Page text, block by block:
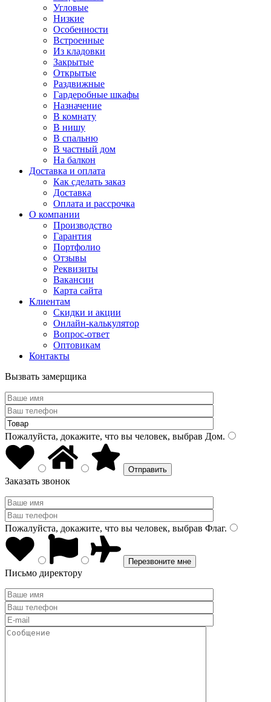
Угловые
Низкие
Особенности
Встроенные
Из кладовки
Закрытые
Открытые
Раздвижные
Гардеробные шкафы
Назначение
В комнату
В нишу
В спальню
В частный дом
На балкон
Доставка и оплата
Как сделать заказ
Доставка
Оплата и рассрочка
О компании
Производство
Гарантия
Портфолио
Отзывы
Реквизиты
Вакансии
Карта сайта
Клиентам
Скидки и акции
Онлайн-калькулятор
Вопрос-ответ
Оптовикам
Контакты
Вызвать замерщика
Пожалуйста, докажите, что вы человек, выбрав Дом.
Заказать звонок
Пожалуйста, докажите, что вы человек, выбрав Флаг.
Письмо директору